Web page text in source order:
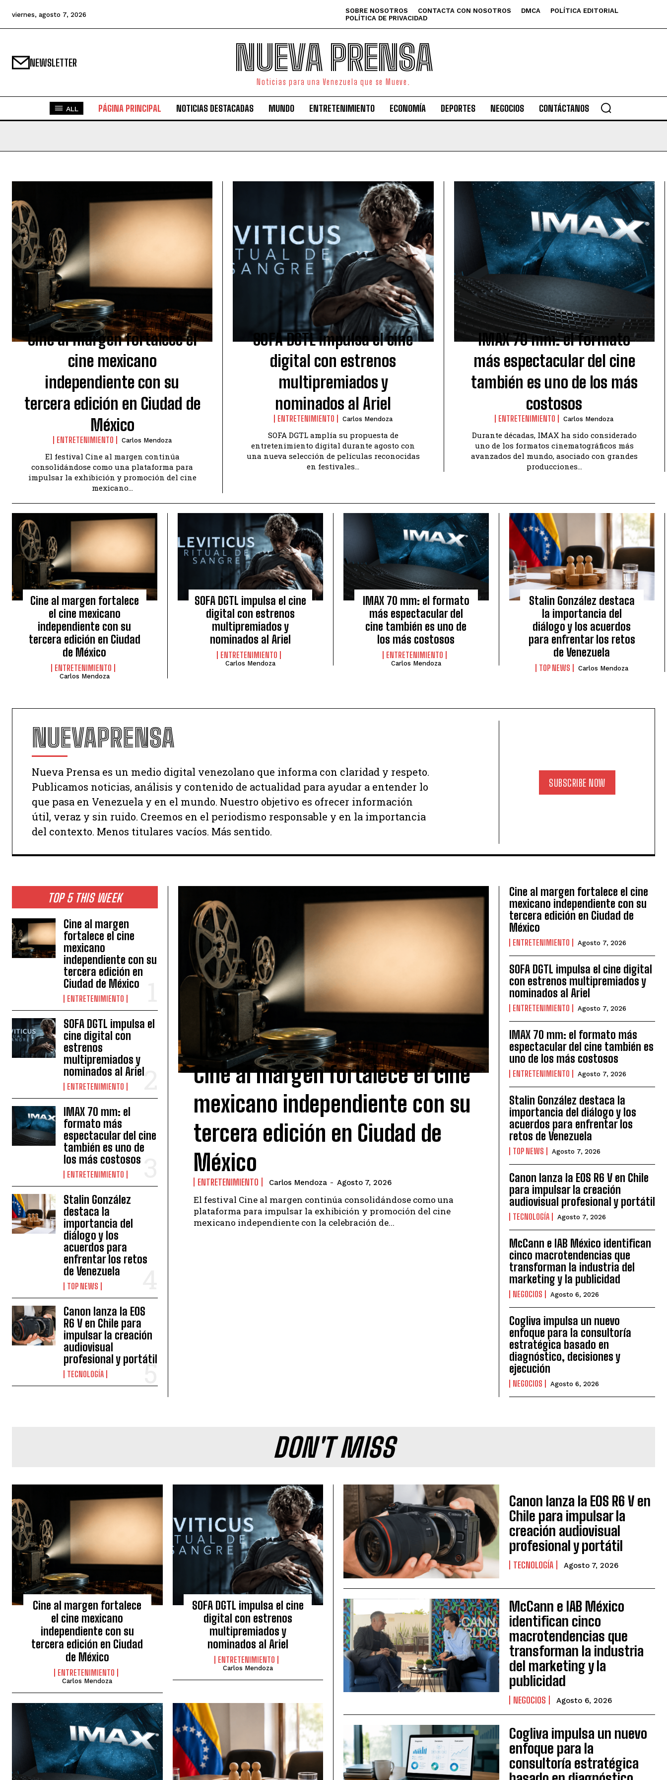
I WANT IN
I've read and accept the
viernes, agosto 7, 2026 SOBRE NOSOTROS CONTACTA CON NOSOTROS DMCA
POLÍTICA EDITORIAL
POLÍTICA DE PRIVACIDAD
NEWSLETTER NUEVA PRENSA
Noticias para una Venezuela que se Mueve.
ALL PÁGINA PRINCIPAL NOTICIAS DESTACADAS MUNDO ENTRETENIMIENTO ECONOMÍA DEPORTES NEGOCIOS CONTÁCTANOS
Cine al margen fortalece el
cine mexicano
independiente con su
tercera edición en Ciudad de
México
ENTRETENIMIENTO Carlos Mendoza
El festival Cine al margen continúa
consolidándose como una plataforma para
impulsar la exhibición y promoción del cine
mexicano...
SOFA DGTL impulsa el cine
digital con estrenos
multipremiados y
nominados al Ariel
ENTRETENIMIENTO Carlos Mendoza
SOFA DGTL amplía su propuesta de
entretenimiento digital durante agosto con
una nueva selección de películas reconocidas
en festivales...
IMAX 70 mm: el formato
más espectacular del cine
también es uno de los más
costosos
ENTRETENIMIENTO Carlos Mendoza
Durante décadas, IMAX ha sido considerado
uno de los formatos cinematográficos más
avanzados del mundo, asociado con grandes
producciones...
Cine al margen fortalece
el cine mexicano
independiente con su
tercera edición en Ciudad
de México
ENTRETENIMIENTO
Carlos Mendoza
SOFA DGTL impulsa el cine
digital con estrenos
multipremiados y
nominados al Ariel
ENTRETENIMIENTO
Carlos Mendoza
IMAX 70 mm: el formato
más espectacular del
cine también es uno de
los más costosos
ENTRETENIMIENTO
Carlos Mendoza
Stalin González destaca
la importancia del
diálogo y los acuerdos
para enfrentar los retos
de Venezuela
TOP NEWS Carlos Mendoza
NUEVAPRENSA
Nueva Prensa es un medio digital venezolano que informa con claridad y respeto.
Publicamos noticias, análisis y contenido de actualidad para ayudar a entender lo
que pasa en Venezuela y en el mundo. Nuestro objetivo es ofrecer información
útil, veraz y sin ruido. Creemos en el periodismo responsable y en la importancia
del contexto. Menos titulares vacíos. Más sentido.
SUBSCRIBE NOW
TOP 5 THIS WEEK
Cine al margen
fortalece el cine
mexicano
independiente con su
tercera edición en
Ciudad de México
ENTRETENIMIENTO
SOFA DGTL impulsa el
cine digital con
estrenos
multipremiados y
nominados al Ariel
ENTRETENIMIENTO
IMAX 70 mm: el
formato más
espectacular del cine
también es uno de
los más costosos
ENTRETENIMIENTO
Stalin González
destaca la
importancia del
diálogo y los
acuerdos para
enfrentar los retos
de Venezuela
TOP NEWS
Canon lanza la EOS
R6 V en Chile para
impulsar la creación
audiovisual
profesional y portátil
TECNOLOGÍA
Cine al margen fortalece el cine
mexicano independiente con su
tercera edición en Ciudad de
México
ENTRETENIMIENTO Carlos Mendoza - Agosto 7, 2026
El festival Cine al margen continúa consolidándose como una
plataforma para impulsar la exhibición y promoción del cine
mexicano independiente con la celebración de...
Cine al margen fortalece el cine
mexicano independiente con su
tercera edición en Ciudad de
México
ENTRETENIMIENTO Agosto 7, 2026
SOFA DGTL impulsa el cine digital
con estrenos multipremiados y
nominados al Ariel
ENTRETENIMIENTO Agosto 7, 2026
IMAX 70 mm: el formato más
espectacular del cine también es
uno de los más costosos
ENTRETENIMIENTO Agosto 7, 2026
Stalin González destaca la
importancia del diálogo y los
acuerdos para enfrentar los
retos de Venezuela
TOP NEWS Agosto 7, 2026
Canon lanza la EOS R6 V en Chile
para impulsar la creación
audiovisual profesional y portátil
TECNOLOGÍA Agosto 7, 2026
McCann e IAB México identifican
cinco macrotendencias que
transforman la industria del
marketing y la publicidad
NEGOCIOS Agosto 6, 2026
Cogliva impulsa un nuevo
enfoque para la consultoría
estratégica basado en
diagnóstico, decisiones y
ejecución
NEGOCIOS Agosto 6, 2026
DON'T MISS
Cine al margen fortalece
el cine mexicano
independiente con su
tercera edición en Ciudad
de México
ENTRETENIMIENTO
Carlos Mendoza
SOFA DGTL impulsa el cine
digital con estrenos
multipremiados y
nominados al Ariel
ENTRETENIMIENTO
Carlos Mendoza
Canon lanza la EOS R6 V en
Chile para impulsar la
creación audiovisual
profesional y portátil
TECNOLOGÍA Agosto 7, 2026
McCann e IAB México
identifican cinco
macrotendencias que
transforman la industria
del marketing y la
publicidad
NEGOCIOS Agosto 6, 2026
Cogliva impulsa un nuevo
enfoque para la
consultoría estratégica